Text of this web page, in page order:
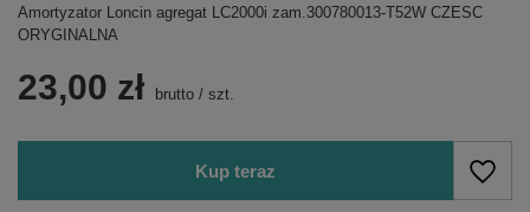
Amortyzator Loncin agregat LC2000i zam.300780013-T52W CZESC
ORYGINALNA
23,00 zł brutto / szt.
Kup teraz